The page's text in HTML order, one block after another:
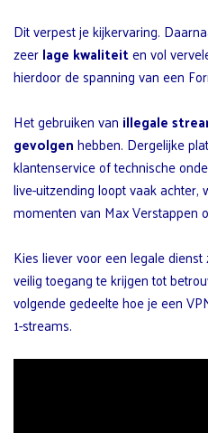
Dit verpest je kijkervaring.
zeerlage kwaliteiten vol
hierdoor de spanning van een
Het gebruiken van illegale
gevolgenhebben. Dergelijke
klantenservice of technische
live-uitzending loopt vaak achter,
momenten van Max Verstappen
Kies liever voor een legale
veilig toegang te krijgen tot
volgende gedeelte hoe je een
1-streams.